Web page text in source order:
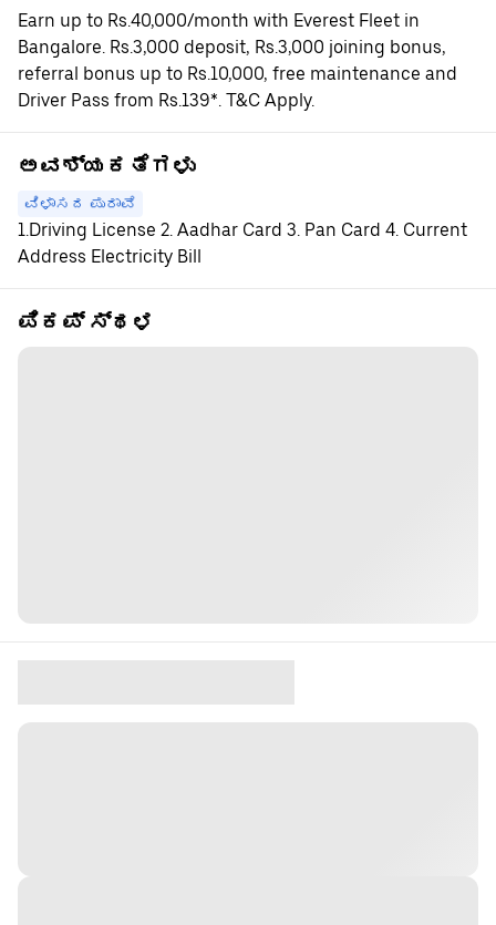
Earn up to Rs.40,000/month with Everest Fleet in
Bangalore. Rs.3,000 deposit, Rs.3,000 joining bonus,
referral bonus up to Rs.10,000, free maintenance and
Driver Pass from Rs.139*. T&C Apply.
ಅವಶ್ಯಕತೆಗಳು
ವಿಳಾಸದ ಪುರಾವೆ
1.Driving License 2. Aadhar Card 3. Pan Card 4. Current
Address Electricity Bill
ಪಿಕಪ್ ಸ್ಥಳ